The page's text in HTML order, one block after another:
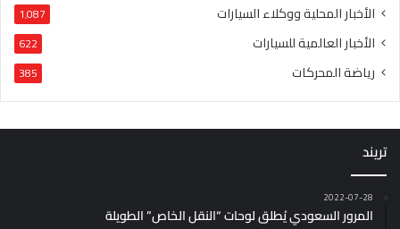
الأخبار المحلية ووكلاء السيارات 1٬087
الأخبار العالمية للسيارات 622
رياضة المحركات 385
تريند
2022-07-28
المرور السعودي يُطلق لوحات “النقل الخاص” الطويلة